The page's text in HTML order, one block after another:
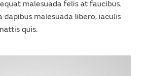
malesuada felis at faucibus.
dapibus malesuada libero, iaculis
quis.